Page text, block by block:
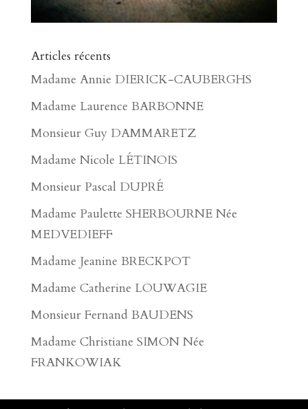
Articles récents
Madame Annie DIERICK-CAUBERGHS
Madame Laurence BARBONNE
Monsieur Guy DAMMARETZ
Madame Nicole LÉTINOIS
Monsieur Pascal DUPRÉ
Madame Paulette SHERBOURNE Née
MEDVEDIEFF
Madame Jeanine BRECKPOT
Madame Catherine LOUWAGIE
Monsieur Fernand BAUDENS
Madame Christiane SIMON Née
FRANKOWIAK